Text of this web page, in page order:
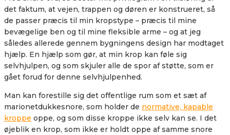
det faktum, at vejen, trappen og døren er konstrueret, så
de passer præcis til min kropstype – præcis til mine
bevægelige ben og til mine fleksible arme – og at jeg
således allerede gennem bygningens design har modtaget
hjælp. En hjælp som gør, at min krop kan føle sig
selvhjulpen, og som skjuler alle de spor af støtte, som er
gået forud for denne selvhjulpenhed.
Man kan forestille sig det offentlige rum som et sæt af
marionetdukkesnore, som holder de normative, kapable
kroppe oppe, og som disse kroppe ikke selv kan se. I det
øjeblik en krop, som ikke er holdt oppe af samme snore